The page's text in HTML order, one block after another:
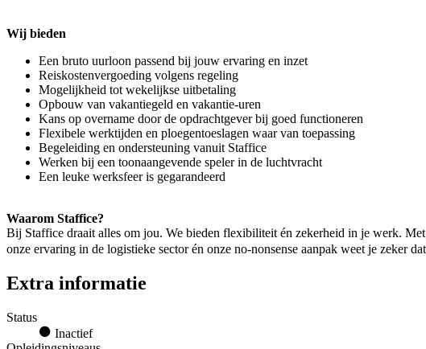
Wij bieden
Een bruto uurloon passend bij jouw ervaring en inzet
Reiskostenvergoeding volgens regeling
Mogelijkheid tot wekelijkse uitbetaling
Opbouw van vakantiegeld en vakantie-uren
Kans op overname door de opdrachtgever bij goed functioneren
Flexibele werktijden en ploegentoeslagen waar van toepassing
Begeleiding en ondersteuning vanuit Staffice
Werken bij een toonaangevende speler in de luchtvracht
Een leuke werksfeer is gegarandeerd
Waarom Staffice?
Bij Staffice draait alles om jou. We bieden flexibiliteit én zekerheid in je werk.
onze ervaring in de logistieke sector én onze no-nonsense aanpak weet je zeker
Extra informatie
Status
Inactief